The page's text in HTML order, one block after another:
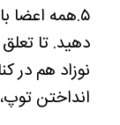
۵.همه اعضا
دهید. تا
نوزاد هم در
انداختن